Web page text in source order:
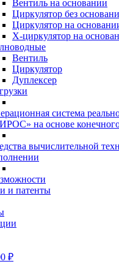
Вентиль на основании
Циркулятор без
Циркулятор на
Х-циркулятор на
Вентиль
Циркулятор
Дуплексер
система
на основе
вычислительной
и патенты
₽